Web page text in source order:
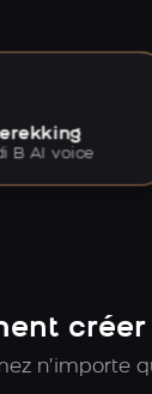
B AI voice
créer
n’importe